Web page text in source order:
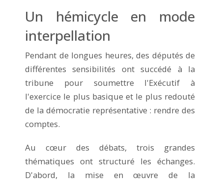
Un hémicycle en mode
interpellation
Pendant de longues heures, des députés de
différentes sensibilités ont succédé à la
tribune pour soumettre l'Exécutif à
l'exercice le plus basique et le plus redouté
de la démocratie représentative : rendre des
comptes.
Au cœur des débats, trois grandes
thématiques ont structuré les échanges.
D'abord, la mise en œuvre de la